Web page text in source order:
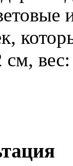
вес: